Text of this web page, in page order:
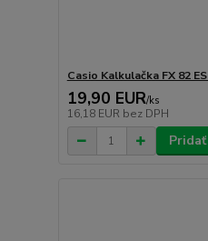
Casio Kalkulačka FX 82
19,90 EUR/ks
16,18 EUR bez DPH